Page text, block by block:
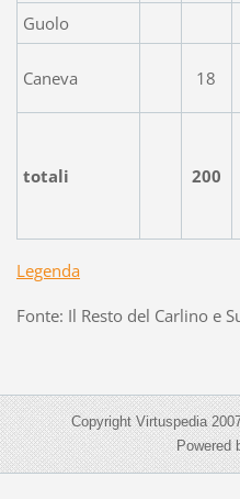
Guolo
Caneva 18
totali 200
Legenda
Fonte: Il Resto del Carlino e
Copyright Virtuspedia
Powered